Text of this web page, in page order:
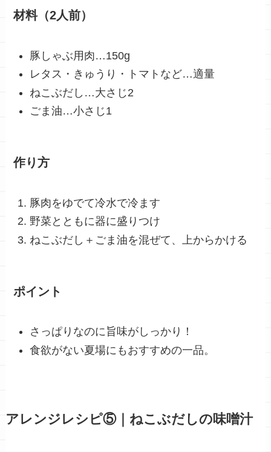
材料（2人前）
豚しゃぶ用肉…150g
レタス・きゅうり・トマトなど…適量
ねこぶだし…大さじ2
ごま油…小さじ1
作り方
豚肉をゆでて冷水で冷ます
野菜とともに器に盛りつけ
ねこぶだし＋ごま油を混ぜて、上からかける
ポイント
さっぱりなのに旨味がしっかり！
食欲がない夏場にもおすすめの一品。
アレンジレシピ⑤｜ねこぶだしの味噌汁